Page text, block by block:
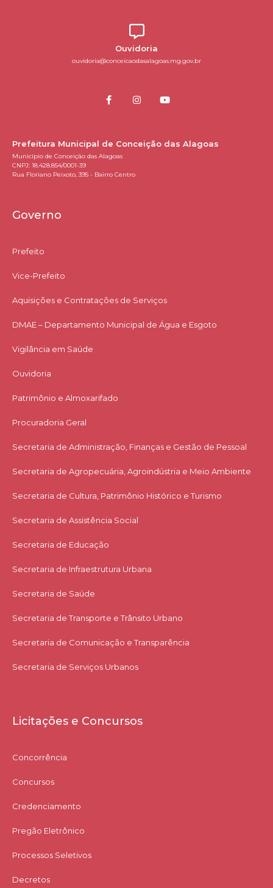
Ouvidoria
ouvidoria@conceicaodasalagoas.mg.gov.br
Prefeitura Municipal de Conceição das Alagoas
Município de Conceição das Alagoas
CNPJ: 18.428.854/0001-39
Rua Floriano Peixoto, 395 - Bairro Centro
Governo
Prefeito
Vice-Prefeito
Aquisições e Contratações de Serviços​
DMAE – Departamento Municipal de Água e Esgoto
Vigilância em Saúde
Ouvidoria
Patrimônio e Almoxarifado
Procuradoria Geral
Secretaria de Administração, Finanças e Gestão de Pessoal
Secretaria de Agropecuária, Agroindústria e Meio Ambiente
Secretaria de Cultura, Patrimônio Histórico e Turismo
Secretaria de Assistência Social
Secretaria de Educação
Secretaria de Infraestrutura Urbana
Secretaria de Saúde
Secretaria de Transporte e Trânsito Urbano
Secretaria de Comunicação e Transparência
Secretaria de Serviços Urbanos
Licitações e Concursos
Concorrência
Concursos
Credenciamento
Pregão Eletrônico
Processos Seletivos
Decretos